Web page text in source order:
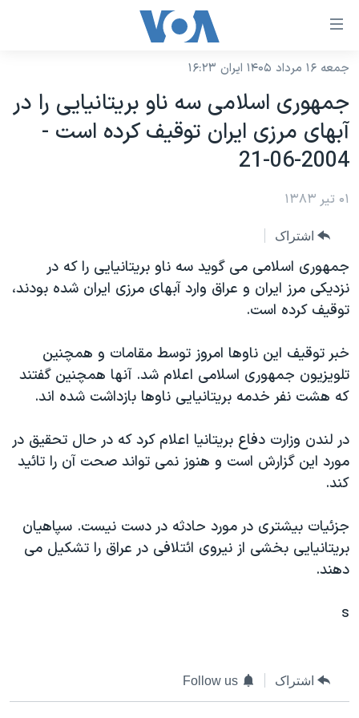
لینکهای
دسترسی
جهش
به
محتوای
اصلی
صفحه
جهش
به
جستجو
نسخه سبک وب‌سایت
موضوع ها
آمریکا
جهان
گزیده‌ها
ویژه برنامه‌ها
ویدیوها
فرهنگ و زندگی
حقوق شهروندی
علم و فناوری
اسرائیل در جنگ
گالری عکس
آرشیو پخش زنده
برنامه های تلویزیونی
جدول برنامه ها
صفحه‌های ویژه
جام جهانی ۲۰۲۶
عملیات خشم حماسی
۲۵۰سالگی آمریکا
بایگانی برنامه‌های تلویزیونی
مستندها
انتخابات ریاست جمهوری آمریکا ۲۰۲۴
حمله جمهوری اسلامی به اسرائیل
رمز مهسا
ورزش زنان در ایران
اعتراضات زن، زندگی، آزادی
مجموعه مستندهای دادخواهی
تریبونال مردمی آبان ۹۸
اعتراضات مردمی آبان ۹۸
فرکانس‌های صدای آمریکا
پخش رادیویی
دنبال کنید
زبانهای مختلف
جمعه ۱۶ مرداد ۱۴۰۵ ایران ۱۶:۲۳
جمهوری اسلامی سه ناو بريتانيايی را در
آبهای مرزی ايران توقيف کرده است -
2004-06-21
۰۱ تیر ۱۳۸۳
اشتراک
جمهوری اسلامی می گويد سه ناو بريتانيايی را که در
نزديکی مرز ايران و عراق وارد آبهای مرزی ايران شده بودند،
توقيف کرده است.
خبر توقيف اين ناوها امروز توسط مقامات و همچنين
تلويزيون جمهوری اسلامی اعلام شد. آنها همچنين گفتند
که هشت نفر خدمه بريتانيايی ناوها بازداشت شده اند.
در لندن وزارت دفاع بريتانيا اعلام کرد که در حال تحقيق در
مورد اين گزارش است و هنوز نمی تواند صحت آن را تائيد
کند.
جزئيات بيشتری در مورد حادثه در دست نيست. سپاهيان
بريتانيايی بخشی از نيروی ائتلافی در عراق را تشکيل می
دهند.
s
اشتراک Follow us